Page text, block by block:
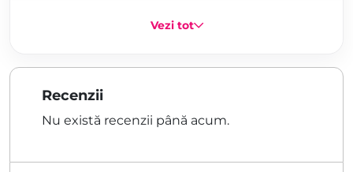
Vezi tot
Recenzii
Nu există recenzii până acum.